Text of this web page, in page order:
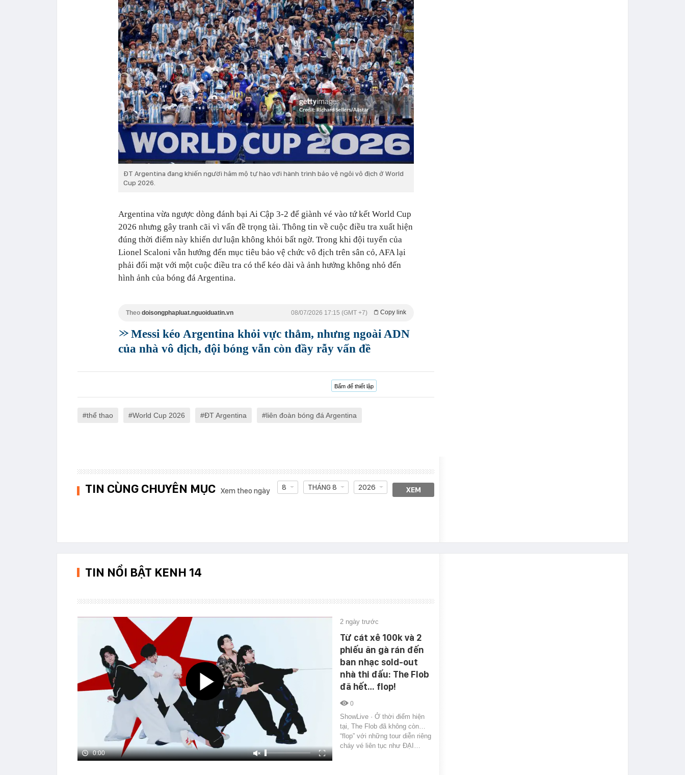
ĐT Argentina đang khiến người hâm mộ tự hào với hành trình bảo vệ ngôi vô địch ở World
Cup 2026.
Argentina vừa ngược dòng đánh bại Ai Cập 3-2 để giành vé vào tứ kết World Cup
2026 nhưng gây tranh cãi vì vấn đề trọng tài. Thông tin về cuộc điều tra xuất hiện
đúng thời điểm này khiến dư luận không khỏi bất ngờ. Trong khi đội tuyển của
Lionel Scaloni vẫn hướng đến mục tiêu bảo vệ chức vô địch trên sân cỏ, AFA lại
phải đối mặt với một cuộc điều tra có thể kéo dài và ảnh hưởng không nhỏ đến
hình ảnh của bóng đá Argentina.
Theo doisongphapluat.nguoiduatin.vn Copy link
08/07/2026 17:15 (GMT +7)
Messi kéo Argentina khỏi vực thẳm, nhưng ngoài ADN
của nhà vô địch, đội bóng vẫn còn đầy rẫy vấn đề
Bấm để thiết lập
thể thao World Cup 2026 ĐT Argentina liên đoàn bóng đá Argentina
TIN CÙNG CHUYÊN MỤC Xem theo ngày 8 THÁNG 8 2026 XEM
TIN NỔI BẬT KENH 14
0:00
2 ngày trước
Từ cát xê 100k và 2
phiếu ăn gà rán đến
ban nhạc sold-out
nhà thi đấu: The Flob
đã hết… flop!
0
ShowLive · Ở thời điểm hiện
tại, The Flob đã không còn…
“flop” với những tour diễn riêng
cháy vé liên tục như ĐẠI…